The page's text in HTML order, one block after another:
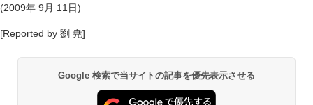
(2009年 9月 11日)
[Reported by 劉 尭]
Google 検索で当サイトの記事を優先表示させる